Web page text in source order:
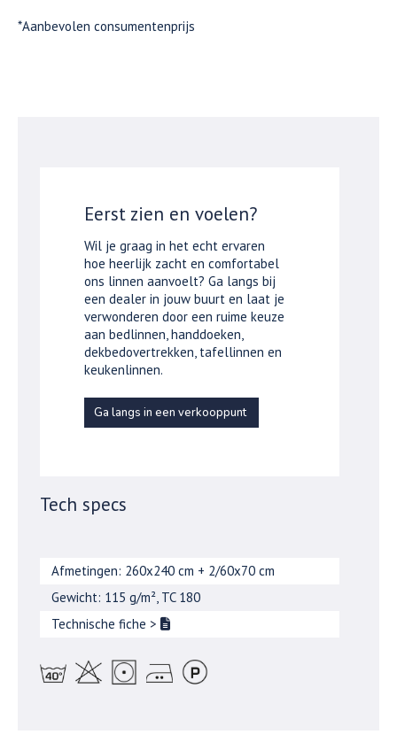
*Aanbevolen consumentenprijs
Eerst zien en voelen?
Wil je graag in het echt ervaren
hoe heerlijk zacht en comfortabel
ons linnen aanvoelt? Ga langs bij
een dealer in jouw buurt en laat je
verwonderen door een ruime keuze
aan bedlinnen, handdoeken,
dekbedovertrekken, tafellinnen en
keukenlinnen.
Ga langs in een verkooppunt
Tech specs
Afmetingen: 260x240 cm + 2/60x70 cm
Gewicht: 115 g/m², TC 180
Technische fiche >